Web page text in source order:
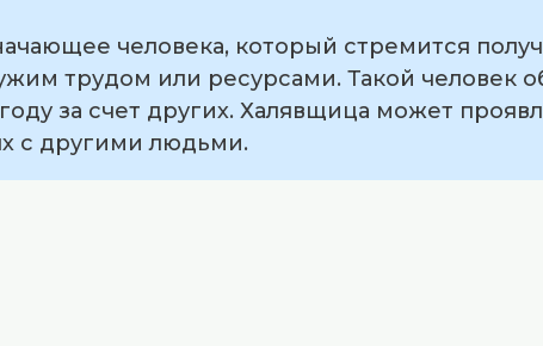
человека, который стремится
трудом или ресурсами. Такой человек
за счет других. Халявщица может
с другими людьми.